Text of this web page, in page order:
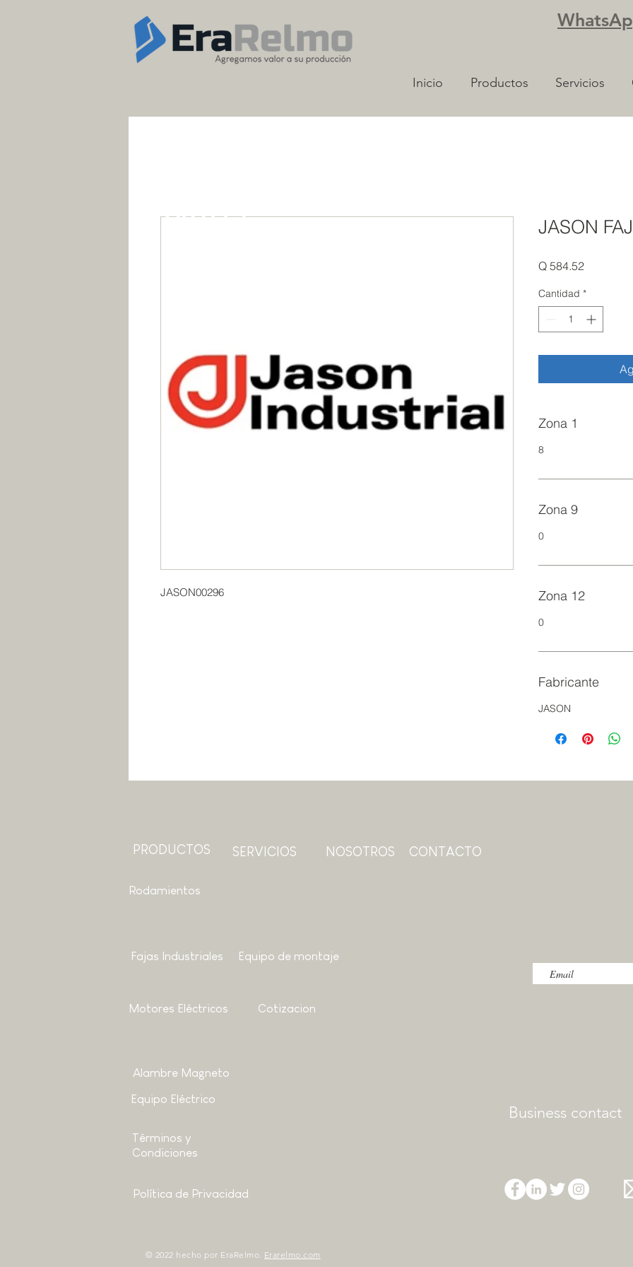
Inicio Productos Servicios
JASON00296
JASON
Q 584.52Precio
Cantidad *
Zona 1
8
Zona 9
0
Zona 12
0
Fabricante
JASON
OUTLET
PRODUCTOS SERVICIOS NOSOTROS CONTACTO
Rodamientos
Fajas Industriales Equipo de montaje
Motores Eléctricos Cotizacion
Alambre Magneto
Equipo Eléctrico
Business contact
Términos y
Condiciones
Política de Privacidad
© 2022 hecho por EraRelmo. Erarelmo.com